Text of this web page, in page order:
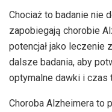
Chociaż to badanie nie
zapobiegają chorobie
potencjał jako leczenie
dalsze badania, aby
optymalne dawki i czas
Choroba Alzheimera to